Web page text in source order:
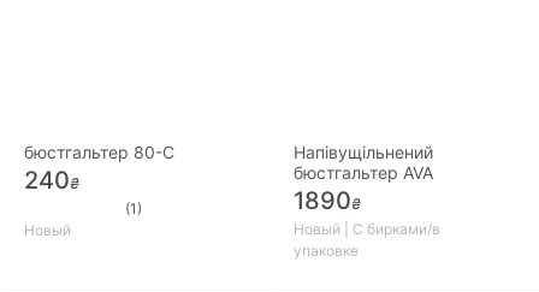
бюстгальтер 80-С
240₴
(1)
Новый
Напівущільнений
бюстгальтер AVA
1890₴
Новый | С бирками/в
упаковке